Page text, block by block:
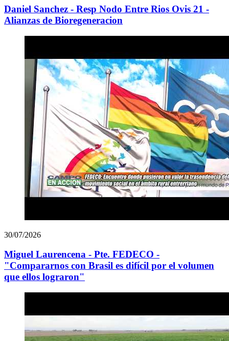
Daniel Sanchez - Resp Nodo Entre Rios Ovis 21 -
Alianzas de Bioregeneracion
30/07/2026
Miguel Laurencena - Pte. FEDECO -
"Compararnos con Brasil es difícil por el volumen
que ellos lograron"